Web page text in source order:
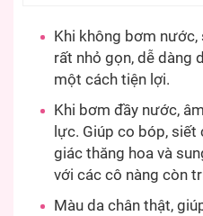
Khi không bơm nước,
rất nhỏ gọn, dễ dàng
một cách tiện lợi.
Khi bơm đầy nước,
lực. Giúp co bóp,
giác thăng hoa và
với các cô nàng còn
Màu da chân thật,